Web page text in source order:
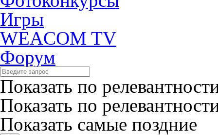
Игры
WEACOM TV
Форум
Показать по
Показать по
Показать самые поздние